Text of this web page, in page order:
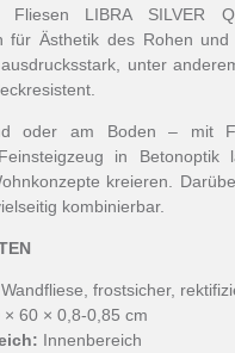
LIBRA SILVER
für Ästhetik des Rohen und
unter
oder am Boden – mit
in Betonoptik
kreieren.
kombinierbar.
frostsicher,
× 60 × 0,8-0,85 cm
Innenbereich